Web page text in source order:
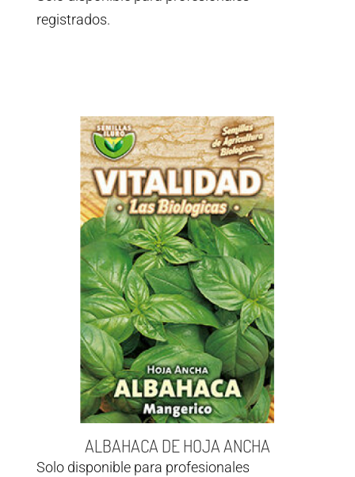
registrados.
ALBAHACA DE HOJA ANCHA
Solo disponible para profesionales